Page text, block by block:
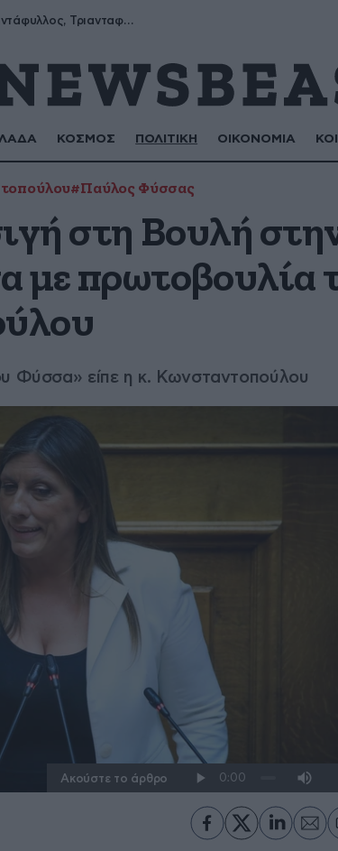
Μύρων, Τριαντάφυλλος, Τριανταφυλλιά, Φυλλιώ, Ρόζα
ΚΟΣΜΟΣ ΠΟΛΙΤΙΚΗ ΟΙΚΟΝΟΜΙΑ
#Παύλος Φύσσας
στη Βουλή
με πρωτοβουλία
Φύσσα» είπε η κ. Κωνσταντοπούλου
Ακούστε το άρθρο